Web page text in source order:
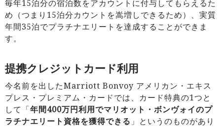
毎年15泊分の宿泊数をアカウントに付与してもらえるた
め（つまり15泊分カウントを嵩増しできるため）、実質
年間35泊でプラチナエリートを達成することができま
す。
提携クレジットカード利用
今名前を出したMarriott Bonvoy アメリカン・エキス
プレス・プレミアム・カードでは、カード特典の1つと
して「年間400万円利用でマリオット・ボンヴォイのプ
ラチナエリート資格を獲得できる 」というのものがあり